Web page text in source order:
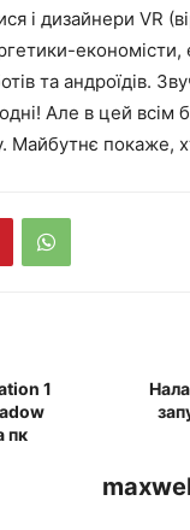
і дизайнери VR
економісти,
та андроїдів.
Але в цей всім
Майбутнє покаже,
1
пк